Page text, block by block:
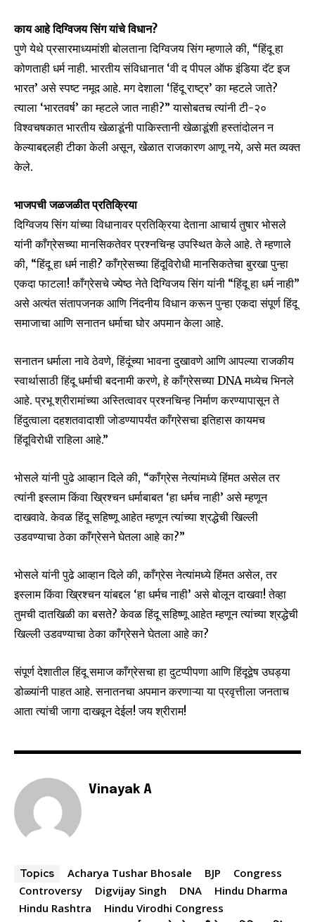
Join our community of
SUBSCRIBERS and be part of the
To subscribe, simply enter your email address on our website
or click the subscribe button below. Don't worry, we respect
your privacy and won't spam your inbox. Your information is
safe with us.
SUBSCRIBE
32,111
काय आहे दिग्विजय सिंग यांचे विधान?
पुणे येथे प्रसारमाध्यमांशी बोलताना दिग्विजय सिंग म्हणाले की, “हिंदू हा
कोणताही धर्म नाही. भारतीय संविधानात ‘वी द पीपल ऑफ इंडिया दॅट इज
भारत’ असे स्पष्ट नमूद आहे. मग देशाला ‘हिंदू राष्ट्र’ का म्हटले जाते?
त्याला ‘भारतवर्ष’ का म्हटले जात नाही?” यासोबतच त्यांनी टी-२०
विश्वचषकात भारतीय खेळाडूंनी पाकिस्तानी खेळाडूंशी हस्तांदोलन न
केल्याबद्दलही टीका केली असून, खेळात राजकारण आणू नये, असे मत व्यक्त
केले.
भाजपची जळजळीत प्रतिक्रिया
दिग्विजय सिंग यांच्या विधानावर प्रतिक्रिया देताना आचार्य तुषार भोसले
यांनी काँग्रेसच्या मानसिकतेवर प्रश्नचिन्ह उपस्थित केले आहे. ते म्हणाले
की, “हिंदू हा धर्म नाही? काँग्रेसच्या हिंदूविरोधी मानसिकतेचा बुरखा पुन्हा
एकदा फाटला! काँग्रेसचे ज्येष्ठ नेते दिग्विजय सिंग यांनी “हिंदू हा धर्म नाही”
असे अत्यंत संतापजनक आणि निंदनीय विधान करून पुन्हा एकदा संपूर्ण हिंदू
समाजाचा आणि सनातन धर्माचा घोर अपमान केला आहे.
सनातन धर्माला नावे ठेवणे, हिंदूंच्या भावना दुखावणे आणि आपल्या राजकीय
स्वार्थासाठी हिंदू धर्माची बदनामी करणे, हे काँग्रेसच्या DNA मध्येच भिनले
आहे. प्रभू श्रीरामांच्या अस्तित्वावर प्रश्नचिन्ह निर्माण करण्यापासून ते
हिंदुत्वाला दहशतवादाशी जोडण्यापर्यंत काँग्रेसचा इतिहास कायमच
हिंदूविरोधी राहिला आहे.”
भोसले यांनी पुढे आव्हान दिले की, “काँग्रेस नेत्यांमध्ये हिंमत असेल तर
त्यांनी इस्लाम किंवा ख्रिश्चन धर्माबाबत ‘हा धर्मच नाही’ असे म्हणून
दाखवावे. केवळ हिंदू सहिष्णू आहेत म्हणून त्यांच्या श्रद्धेची खिल्ली
उडवण्याचा ठेका काँग्रेसने घेतला आहे का?”
भोसले यांनी पुढे आव्हान दिले की, काँग्रेस नेत्यांमध्ये हिंमत असेल, तर
इस्लाम किंवा ख्रिश्चन यांबद्दल ‘हा धर्मच नाही’ असे बोलून दाखवा! तेव्हा
तुमची दातखिळी का बसते? केवळ हिंदू सहिष्णू आहेत म्हणून त्यांच्या श्रद्धेची
खिल्ली उडवण्याचा ठेका काँग्रेसने घेतला आहे का?
संपूर्ण देशातील हिंदू समाज काँग्रेसचा हा दुटप्पीपणा आणि हिंदूद्वेष उघड्या
डोळ्यांनी पाहत आहे. सनातनचा अपमान करणाऱ्या या प्रवृत्तीला जनताच
आता त्यांची जागा दाखवून देईल! जय श्रीराम!
Vinayak A
Topics Acharya Tushar Bhosale BJP
Congress
Controversy
Digvijay Singh DNA
Hindu Dharma
Hindu Rashtra
Hindu Virodhi Congress